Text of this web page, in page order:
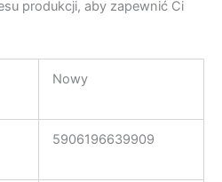
produkcji, aby zapewnić Ci
Nowy
5906196639909